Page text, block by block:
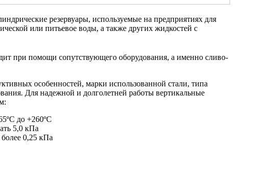
резервуары, используемые на предприятиях для
или питьевое воды, а также других жидкостей с
при помощи сопутствующего оборудования, а именно сливо-
особенностей, марки использованной стали, типа
Для надежной и долголетней работы вертикальные
до +260ºС
5,0 кПа
более 0,25 кПа